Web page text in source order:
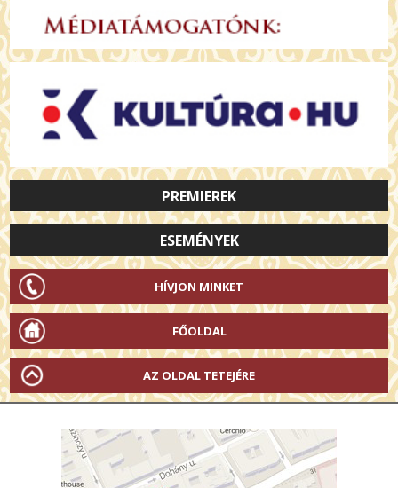
PREMIEREK
ESEMÉNYEK
HÍVJON MINKET
FŐOLDAL
AZ OLDAL TETEJÉRE